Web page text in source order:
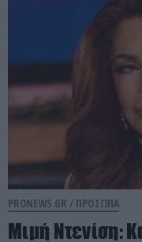
PRONEWS.GR / ΠΡΟΣΩΠΑ
Μιμή Ντενίση: